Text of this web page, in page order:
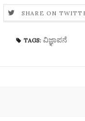
SHARE ON
TAGS: ವಿಜ್ಞಾಪನೆ